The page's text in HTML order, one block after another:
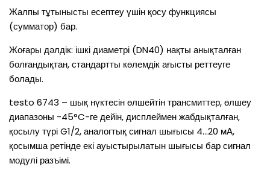
Жалпы тұтынысты есептеу үшін қосу функциясы
(сумматор) бар.
Жоғары дәлдік: ішкі диаметрі (DN40) нақты анықталған
болғандықтан, стандартты көлемдік ағысты реттеуге
болады.
testo 6743 – шық нүктесін өлшейтін трансмиттер, өлшеу
диапазоны -45°C-ге дейін, дисплеймен жабдықталған,
қосылу түрі G1/2, аналогтық сигнал шығысы 4…20 мА,
қосымша ретінде екі ауыстырылатын шығысы бар сигнал
модулі разъімі.